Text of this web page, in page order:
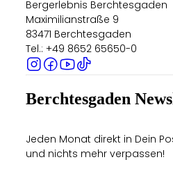
Bergerlebnis Berchtesgaden
Maximilianstraße 9
83471 Berchtesgaden
Tel.: +49 8652 65650-0
Berchtesgaden
Jeden Monat direkt in Dein
und nichts mehr verpassen!